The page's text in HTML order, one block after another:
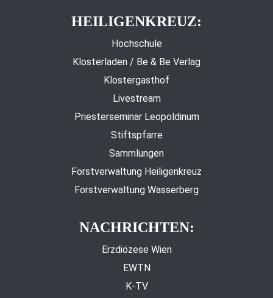
HEILIGENKREUZ:
Hochschule
Klosterladen / Be & Be Verlag
Klostergasthof
Livestream
Priesterseminar Leopoldinum
Stiftspfarre
Sammlungen
Forstverwaltung Heiligenkreuz
Forstverwaltung Wasserberg
NACHRICHTEN:
Erzdiözese Wien
EWTN
K-TV